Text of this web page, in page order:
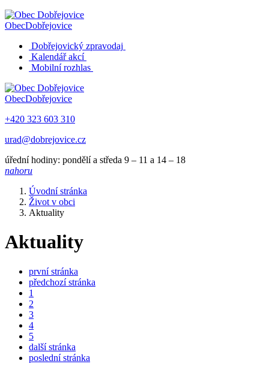
ObecDobřejovice
Dobřejovický zpravodaj
Kalendář akcí
Mobilní rozhlas
ObecDobřejovice
+420 323 603 310
urad@dobrejovice.cz
úřední hodiny: pondělí a středa 9 – 11 a 14 – 18
nahoru
Úvodní stránka
Život v obci
Aktuality
Aktuality
první stránka
předchozí stránka
1
2
3
4
5
další stránka
poslední stránka